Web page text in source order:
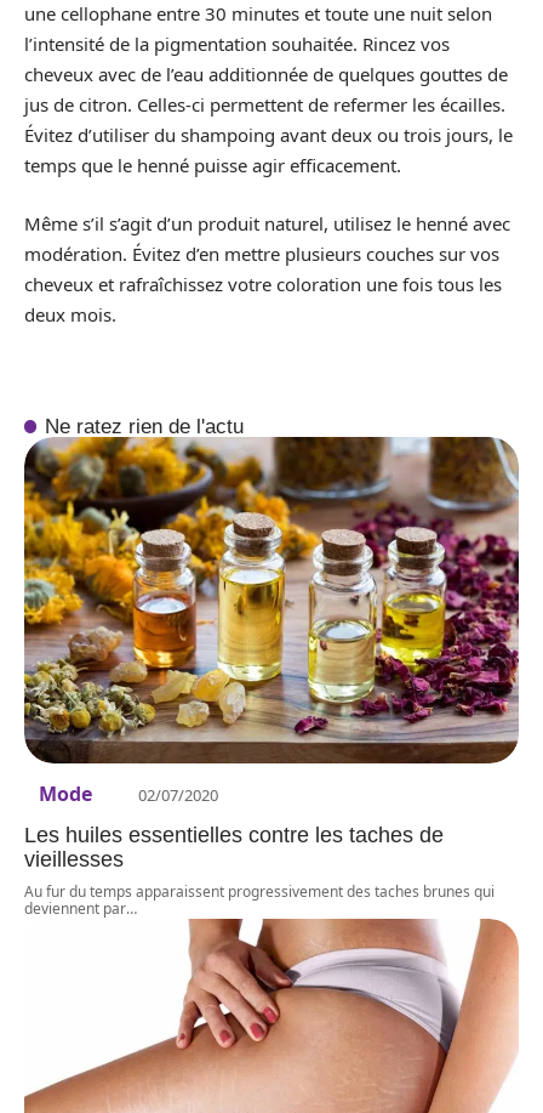
une cellophane entre 30 minutes et toute une nuit selon
l’intensité de la pigmentation souhaitée. Rincez vos
cheveux avec de l’eau additionnée de quelques gouttes de
jus de citron. Celles-ci permettent de refermer les écailles.
Évitez d’utiliser du shampoing avant deux ou trois jours, le
temps que le henné puisse agir efficacement.
Même s’il s’agit d’un produit naturel, utilisez le henné avec
modération. Évitez d’en mettre plusieurs couches sur vos
cheveux et rafraîchissez votre coloration une fois tous les
deux mois.
Ne ratez rien de l'actu
Mode 02/07/2020
Les huiles essentielles contre les taches de
vieillesses
Au fur du temps apparaissent progressivement des taches brunes qui
deviennent par…